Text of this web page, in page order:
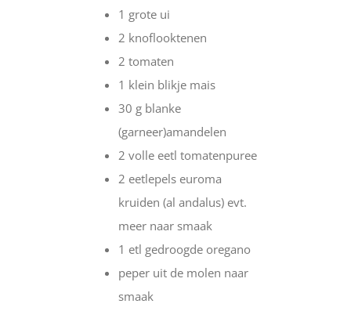
1 grote ui
2 knoflooktenen
2 tomaten
1 klein blikje mais
30 g blanke
(garneer)amandelen
2 volle eetl tomatenpuree
2 eetlepels euroma
kruiden (al andalus) evt.
meer naar smaak
1 etl gedroogde oregano
peper uit de molen naar
smaak